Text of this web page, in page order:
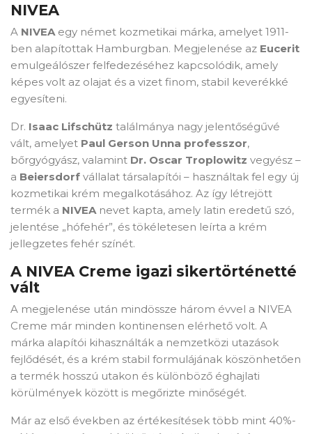
NIVEA
A NIVEAegy német kozmetikai márka, amelyet 1911-
ben alapítottak Hamburgban. Megjelenése az Eucerit
emulgeálószer felfedezéséhez kapcsolódik, amely
képes volt az olajat és a vizet finom, stabil keverékké
egyesíteni.
Dr. Isaac Lifschütz találmánya nagy jelentőségűvé
vált, amelyet Paul Gerson Unna professzor,
bőrgyógyász, valamint Dr. Oscar Troplowitz vegyész –
a Beiersdorf vállalat társalapítói – használtak fel egy új
kozmetikai krém megalkotásához. Az így létrejött
termék a NIVEAnevet kapta, amely latin eredetű szó,
jelentése „hófehér”, és tökéletesen leírta a krém
jellegzetes fehér színét.
A NIVEA Creme igazi sikertörténetté
vált
A megjelenése után mindössze három évvel a NIVEA
Creme már minden kontinensen elérhető volt. A
márka alapítói kihasználták a nemzetközi utazások
fejlődését, és a krém stabil formulájának köszönhetően
a termék hosszú utakon és különböző éghajlati
körülmények között is megőrizte minőségét.
Már az első években az értékesítések több mint 40%-